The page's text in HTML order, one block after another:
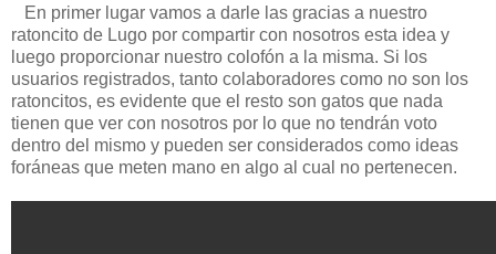
En primer lugar vamos a darle las gracias a nuestro
ratoncito de Lugo por compartir con nosotros esta idea y
luego proporcionar nuestro colofón a la misma. Si los
usuarios registrados, tanto colaboradores como no son los
ratoncitos, es evidente que el resto son gatos que nada
tienen que ver con nosotros por lo que no tendrán voto
dentro del mismo y pueden ser considerados como ideas
foráneas que meten mano en algo al cual no pertenecen.